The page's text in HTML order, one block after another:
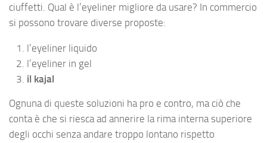
ciuffetti. Qual è l’eyeliner migliore da usare? In commercio
si possono trovare diverse proposte:
l’eyeliner liquido
l’eyeliner in gel
il kajal
Ognuna di queste soluzioni ha pro e contro, ma ciò che
conta è che si riesca ad annerire la rima interna superiore
degli occhi senza andare troppo lontano rispetto